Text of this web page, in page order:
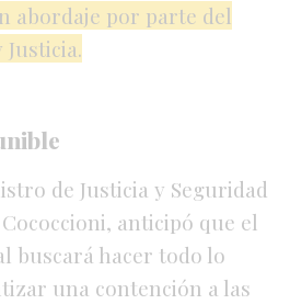
abordaje por parte del
de Justicia y Seguridad
anticipó que el
buscará hacer todo lo
una contención a las